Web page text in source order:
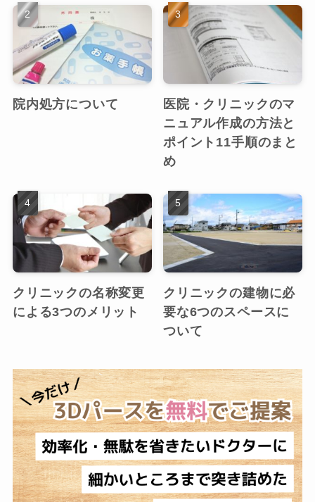
院内処方について
医院・クリニックのマ
ニュアル作成の方法と
ポイント11手順のまと
め
クリニックの名称変更
による3つのメリット
クリニックの建物に必
要な6つのスペースに
ついて